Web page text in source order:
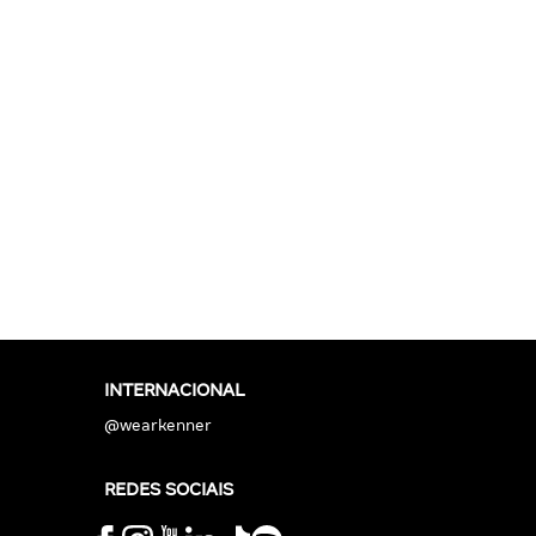
INTERNACIONAL
@wearkenner
REDES SOCIAIS